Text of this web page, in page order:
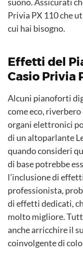
Privia PX 110 che
cui hai bisogno.
Effetti del
Casio Privia
Alcuni pianoforti
come eco,
organi elettronici
di un altoparlante
quando consideri
di base potrebbe
l’inclusione di
professionista,
di effetti dedicati,
molto migliore.
anche arricchire il
coinvolgente di